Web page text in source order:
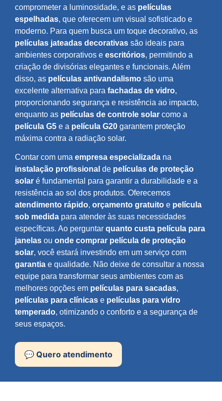
comprometer a luminosidade, e as películas
espelhadas, que oferecem um visual sofisticado e
moderno. Para quem busca um toque decorativo, as
películas jateadas decorativas são ideais para
ambientes corporativos e escritórios, permitindo a
criação de divisórias elegantes e funcionais. Além
disso, as películas antivandalismo são uma
excelente alternativa para fachadas de vidro,
proporcionando segurança e resistência ao impacto,
enquanto as películas de controle solar como a
película G5 e a película G20 garantem proteção
máxima contra a radiação solar.
Contar com uma empresa especializada na
instalação profissional de películas de proteção
solar é fundamental para garantir a durabilidade e a
resistência ao sol dos produtos. Oferecemos
atendimento rápido, orçamento gratuito e película
sob medida para atender às suas necessidades
específicas. Ao perguntar quanto custa película para
janelas ou onde comprar película de proteção
solar, você estará investindo em um serviço com
garantia e qualidade. Não deixe de consultar a nossa
equipe para transformar seus ambientes com as
melhores opções em películas para sacadas,
películas para clínicas e películas para vidro
temperado, otimizando o conforto e a segurança de
seus espaços.
💬 Quero atendimento